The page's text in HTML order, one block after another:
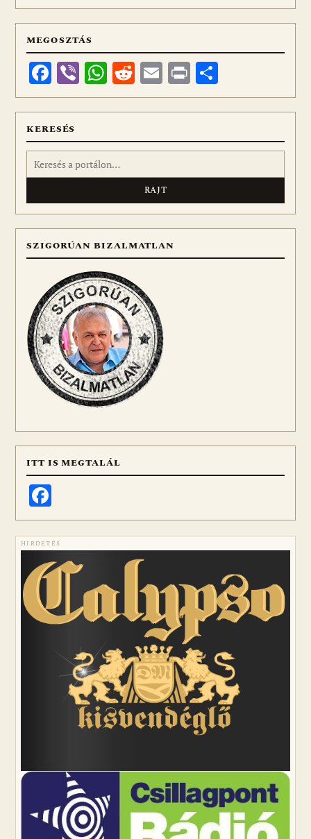
MEGOSZTÁS
Facebook
ViberWhatsApp
Reddit
Email
Print
meg
KERESÉS
Keresés:
SZIGORÚAN BIZALMATLAN
ITT IS MEGTALÁL
HIRDETÉS